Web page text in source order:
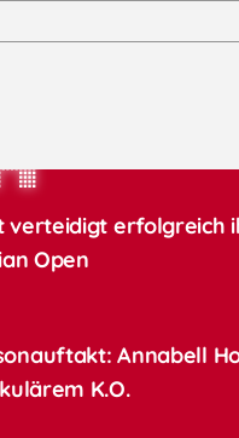
verteidigt erfolgreich
Open
Annabell
K.O.